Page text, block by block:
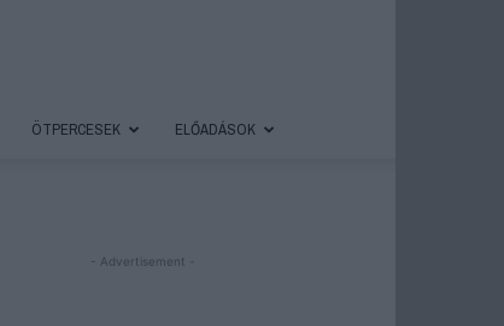
ÖTPERCESEK ELŐADÁSOK
- Advertisement -